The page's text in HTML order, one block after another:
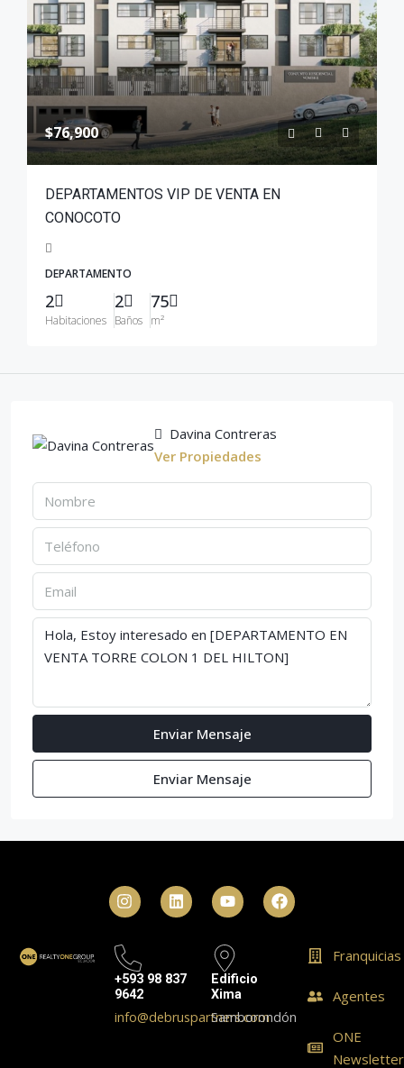
$76,900
DEPARTAMENTOS VIP DE VENTA EN
CONOCOTO
DEPARTAMENTO
2
Habitaciones
2
Baños
75
m²
Davina Contreras
Ver Propiedades
Enviar Mensaje
Enviar Mensaje
+593 98 837
9642
info@debruspartners.com
Edificio
Xima
Samborondón
Franquicias
Agentes
ONE
Newsletter